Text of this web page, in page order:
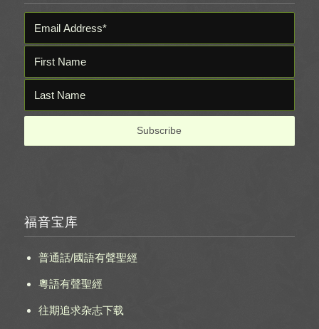
福音宝库
普通話/國語有聲聖經
粵語有聲聖經
往期追求杂志下载